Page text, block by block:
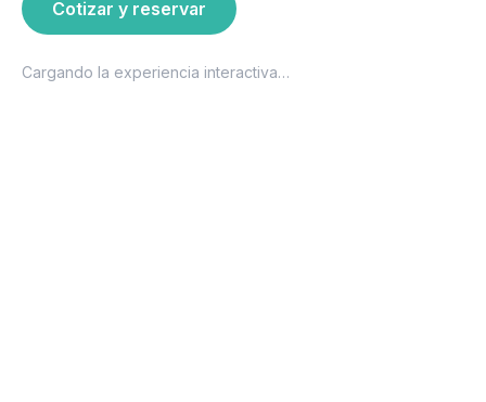
Cotizar y reservar
Cargando la experiencia interactiva…